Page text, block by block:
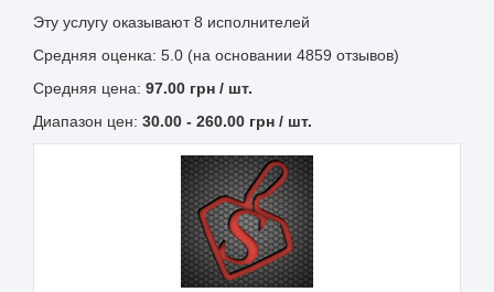
Эту услугу оказывают8 исполнителей
Средняя оценка: 5.0 (на основании 4859 отзывов)
Средняя цена: 97.00 грн / шт.
Диапазон цен: 30.00 - 260.00 грн / шт.